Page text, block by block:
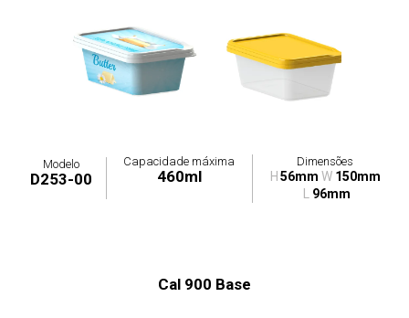
Modelo
D253-00
Capacidade máxima
460ml
Dimensões
H 56mm W 150mm
96mm
Cal 900 Base